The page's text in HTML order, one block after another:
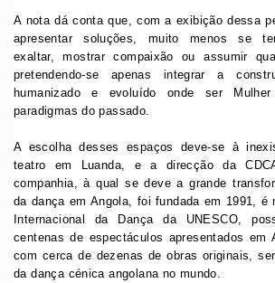
A nota dá conta que, com a exibição dessa
apresentar soluções, muito menos se
exaltar, mostrar compaixão ou assumir
pretendendo-se apenas integrar a
humanizado e evoluído onde ser
paradigmas do passado.
A escolha desses espaços deve-se à
teatro em Luanda, e a direcção da
companhia, à qual se deve a grande
da dança em Angola, foi fundada em 1991, é
Internacional da Dança da UNESCO,
centenas de espectáculos apresentados em
com cerca de dezenas de obras originais,
da dança cénica angolana no mundo.